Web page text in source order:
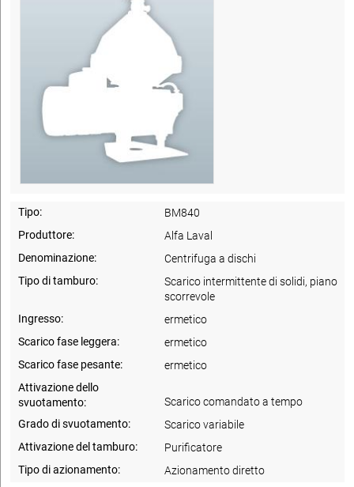
Tipo:
BM840
Produttore:
Alfa Laval
Denominazione:
Centrifuga a dischi
Tipo di tamburo:
Scarico intermittente di solidi, piano
scorrevole
Ingresso:
ermetico
Scarico fase leggera:
ermetico
Scarico fase pesante:
ermetico
Attivazione dello
svuotamento:
Scarico comandato a tempo
Grado di svuotamento:
Scarico variabile
Attivazione del tamburo:
Purificatore
Tipo di azionamento:
Azionamento diretto